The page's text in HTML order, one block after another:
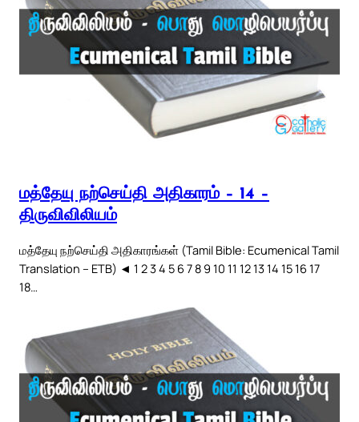
மத்தேயு நற்செய்தி அதிகாரம் – 14 –
திருவிவிலியம்
மத்தேயு நற்செய்தி அதிகாரங்கள் (Tamil Bible: Ecumenical Tamil
Translation – ETB) ◄ 1 2 3 4 5 6 7 8 9 10 11 12 13 14 15 16 17
18…